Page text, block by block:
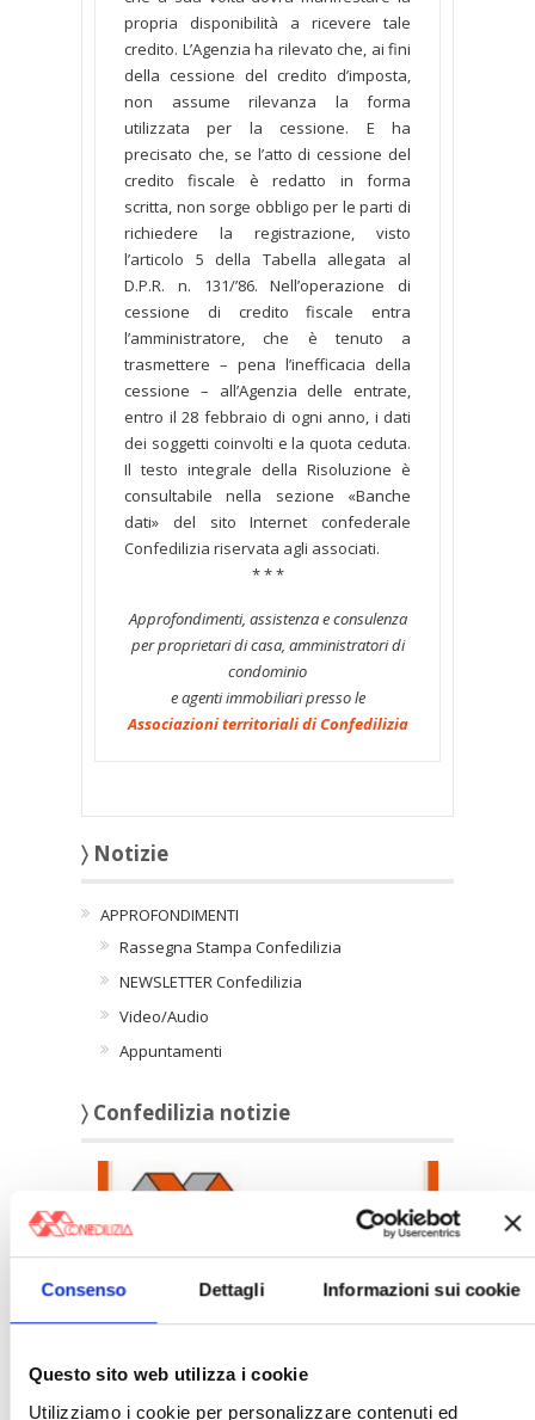
Consenso Dettagli Informazioni sui cookie
Questo sito web utilizza i cookie
Utilizziamo i cookie per personalizzare contenuti ed
propria disponibilità a ricevere tale
credito. L’Agenzia ha rilevato che, ai fini
della cessione del credito d’imposta,
non assume rilevanza la forma
utilizzata per la cessione. E ha
precisato che, se l’atto di cessione del
credito fiscale è redatto in forma
scritta, non sorge obbligo per le parti di
richiedere la registrazione, visto
l’articolo 5 della Tabella allegata al
D.P.R. n. 131/’86. Nell’operazione di
cessione di credito fiscale entra
l’amministratore, che è tenuto a
trasmettere – pena l’inefficacia della
cessione – all’Agenzia delle entrate,
entro il 28 febbraio di ogni anno, i dati
dei soggetti coinvolti e la quota ceduta.
Il testo integrale della Risoluzione è
consultabile nella sezione «Banche
dati» del sito Internet confederale
Confedilizia riservata agli associati.
* * *
Approfondimenti, assistenza e consulenza
per proprietari di casa, amministratori di
condominio
e agenti immobiliari presso le
Associazioni territoriali di Confedilizia
〉 Notizie
APPROFONDIMENTI
Rassegna Stampa Confedilizia
NEWSLETTER Confedilizia
Video/Audio
Appuntamenti
〉 Confedilizia notizie